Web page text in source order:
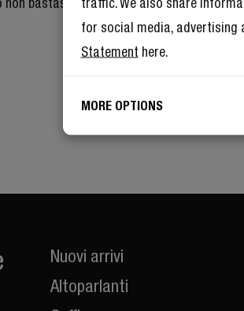
for social media, advertising
Statement here.
MORE OPTIONS
non bastasse, diventare un membro del
Consento all’utilizzo del
Nuovi arrivi
Altoparlanti